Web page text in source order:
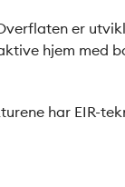
er
hjem med
har EIR-